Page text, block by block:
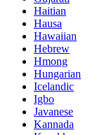
Haitian
Hausa
Hawaiian
Hebrew
Hmong
Hungarian
Icelandic
Igbo
Javanese
Kannada